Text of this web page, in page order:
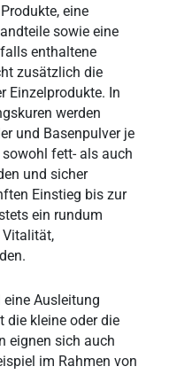
eine
sowie eine
enthaltene
zusätzlich die
Einzelprodukte. In
werden
und Basenpulver je
fett- als auch
und sicher
Einstieg bis zur
ein rundum
Vitalität,
Ausleitung
die kleine oder die
eignen sich auch
im Rahmen von